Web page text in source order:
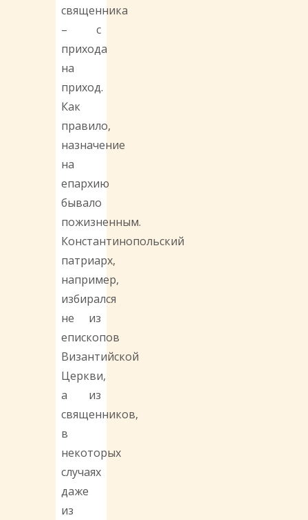
священника
– с
прихода
на
приход.
Как
правило,
назначение
на
епархию
бывало
пожизненным.
Константинопольский
патриарх,
например,
избирался
не из
епископов
Византийской
Церкви,
а из
священников,
в
некоторых
случаях
даже
из